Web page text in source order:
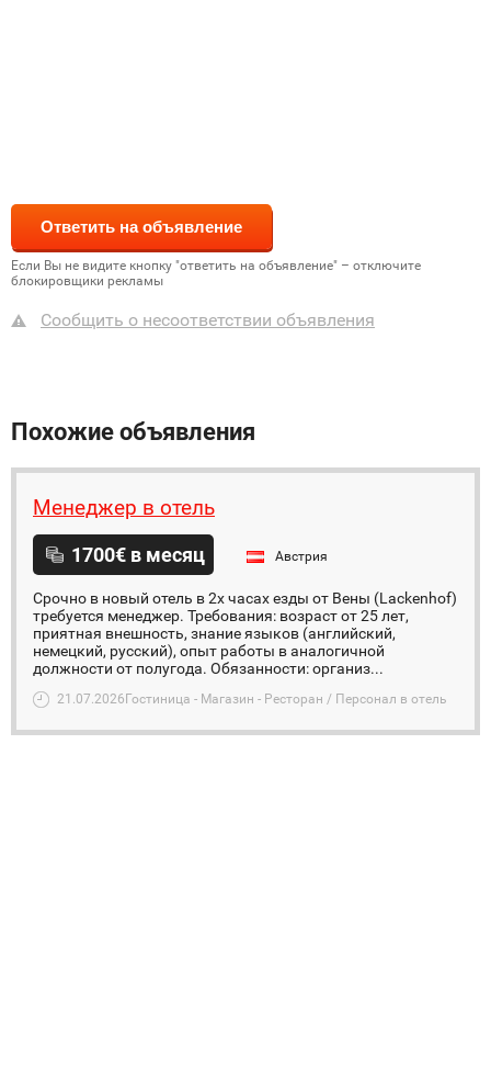
Если Вы не видите кнопку "ответить на объявление" – отключите
блокировщики рекламы
Сообщить о несоответствии объявления
Похожие объявления
Менеджер в отель
1700€ в месяц Австрия
Срочно в новый отель в 2х часах езды от Вены (Lackenhof)
требуется менеджер. Требования: возраст от 25 лет,
приятная внешность, знание языков (английский,
немецкий, русский), опыт работы в аналогичной
должности от полугода. Обязанности: организ...
21.07.2026 Гостиница - Магазин - Ресторан / Персонал в отель